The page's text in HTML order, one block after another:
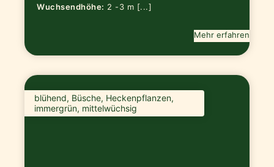
Wuchsendhöhe: 2 -3 m [...]
Mehr erfahren
blühend, Büsche, Heckenpflanzen,
immergrün, mittelwüchsig